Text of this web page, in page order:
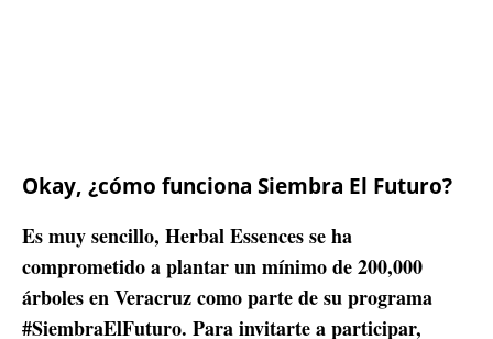
Okay, ¿cómo funciona Siembra El Futuro?
Es muy sencillo, Herbal Essences se ha
comprometido a plantar un mínimo de 200,000
árboles en Veracruz como parte de su programa
#SiembraElFuturo. Para invitarte a participar,